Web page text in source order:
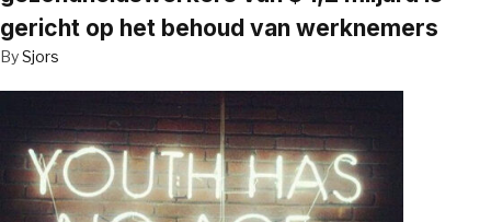
gericht op het behoud van werknemers
BySjors